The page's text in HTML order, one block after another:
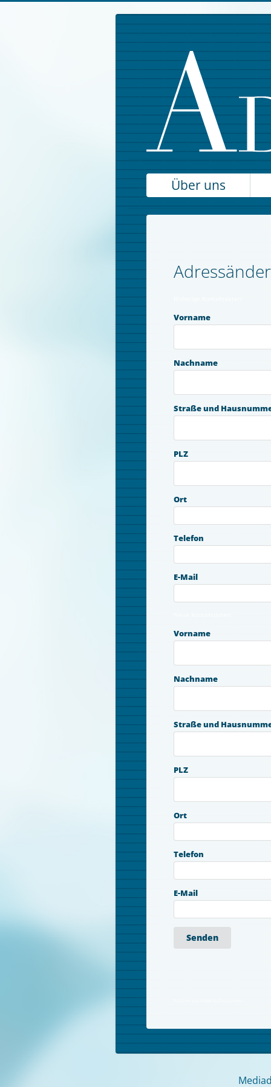
Über uns
Vorname
Nachname
Straße und
PLZ
Ort
Telefon
E-Mail
Vorname
Nachname
Straße und
PLZ
Ort
Telefon
E-Mail
Senden